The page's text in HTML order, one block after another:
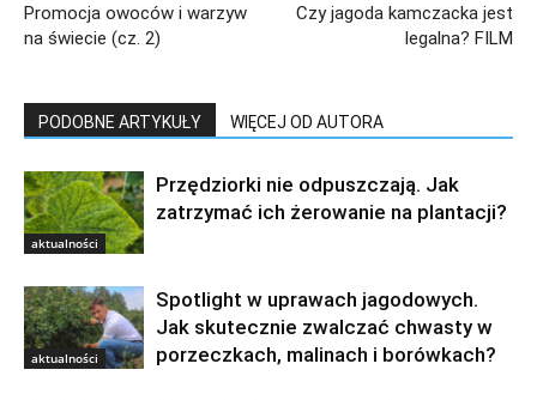
Promocja owoców i warzyw
na świecie (cz. 2)
Czy jagoda kamczacka jest
legalna? FILM
PODOBNE ARTYKUŁY WIĘCEJ OD AUTORA
aktualności
Przędziorki nie odpuszczają. Jak
zatrzymać ich żerowanie na plantacji?
aktualności
Spotlight w uprawach jagodowych.
Jak skutecznie zwalczać chwasty w
porzeczkach, malinach i borówkach?